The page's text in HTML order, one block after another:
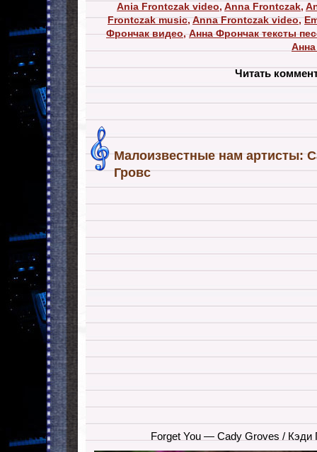
Ania Frontczak video, Anna Frontczak,
Frontczak music,Anna Frontczak video,
Фрончак видео,Анна Фрончак тексты
Читать
Малоизвестные нам артисты:
Гровс
Forget You — Cady Groves / Кэди